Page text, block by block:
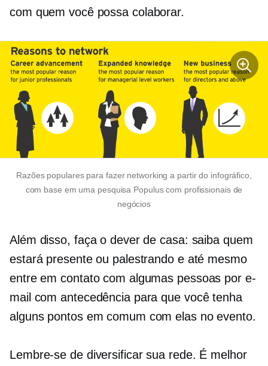
com quem você possa colaborar.
Razões populares para fazer networking a partir do infográfico,
com base em uma pesquisa Populus com profissionais de
negócios
Além disso, faça o dever de casa: saiba quem
estará presente ou palestrando e até mesmo
entre em contato com algumas pessoas por e-
mail com antecedência para que você tenha
alguns pontos em comum com elas no evento.
Lembre-se de diversificar sua rede. É melhor